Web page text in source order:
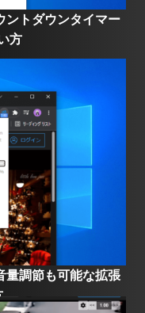
トダウンタイマー
方
調節も可能な拡張